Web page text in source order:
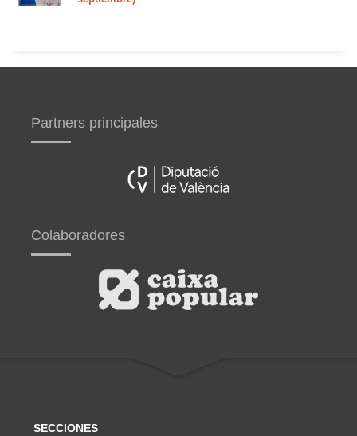
Partners principales
Colaboradores
SECCIONES